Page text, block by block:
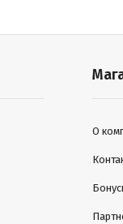
О